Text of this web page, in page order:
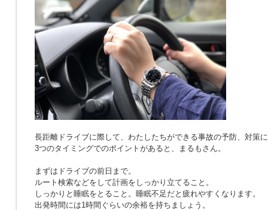
長距離ドライブに際して、わたしたちができる事故の予防、対策
3つのタイミングでのポイントがあると、まるもさん。
まずはドライブの前日まで。
ルート検索などをして計画をしっかり立てること。
しっかりと睡眠をとること。睡眠不足だと疲れやすくなります。
出発時間には1時間ぐらいの余裕を持ちましょう。